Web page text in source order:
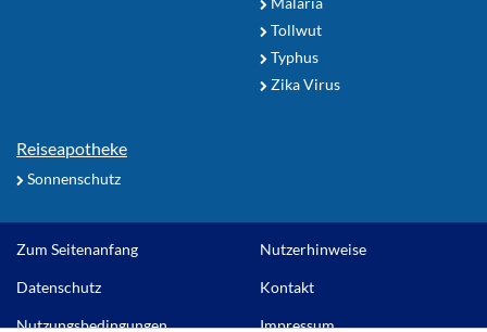
Tollwut
Typhus
Zika Virus
Reiseapotheke
Sonnenschutz
Zum Seitenanfang Nutzerhinweise
Datenschutz Kontakt
Nutzungsbedingungen Impressum